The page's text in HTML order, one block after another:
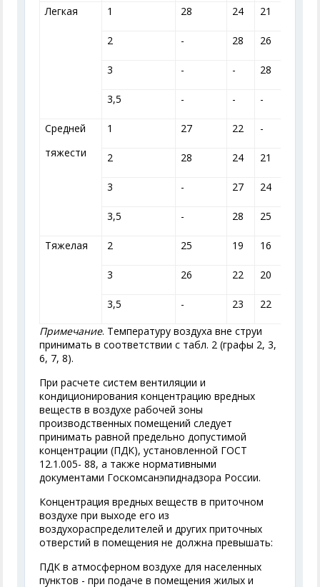
Легкая
1 28 24 21
2 - 28 26
3 - - 28
3,5 - - -
Средней
тяжести
1 27 22 -
2 28 24 21
3 - 27 24
3,5 - 28 25
Тяжелая 2 25 19 16
3 26 22 20
3,5 - 23 22
Примечание. Температуру воздуха вне струи
принимать в соответствии с табл. 2 (графы 2, 3,
6, 7, 8).
При расчете систем вентиляции и
кондиционирования концентрацию вредных
веществ в воздухе рабочей зоны
производственных помещений следует
принимать равной предельно допустимой
концентрации (ПДК), установленной ГОСТ
12.1.005- 88, а также нормативными
документами Госкомсанэпиднадзора России.
Концентрация вредных веществ в приточном
воздухе при выходе его из
воздухораспределителей и других приточных
отверстий в помещения не должна превышать:
ПДК в атмосферном воздухе для населенных
пунктов - при подаче в помещения жилых и